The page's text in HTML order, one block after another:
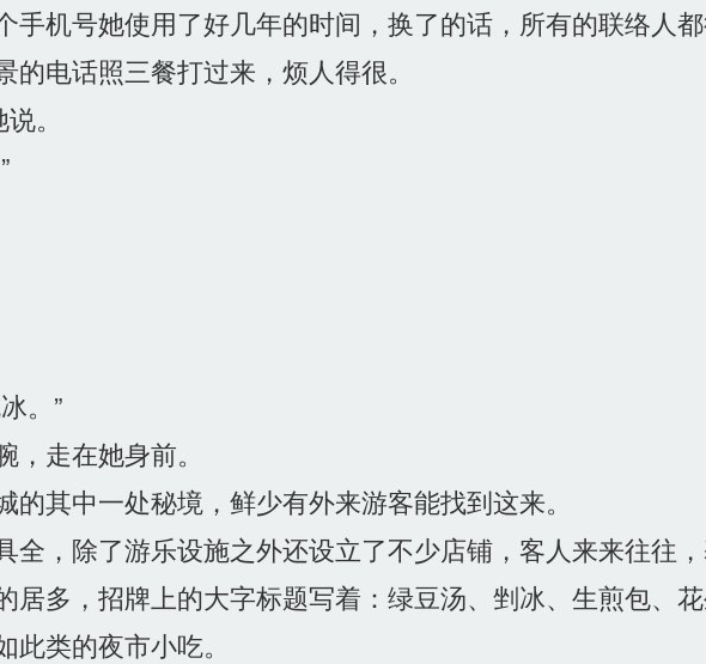
机号她使用了好几年的时间，换了的话，所有的联络人都
电话照三餐打过来，烦人得很。
。
。”
走在她身前。
其中一处秘境，鲜少有外来游客能找到这来。
，除了游乐设施之外还设立了不少店铺，客人来来往往，
居多，招牌上的大字标题写着：绿豆汤、剉冰、生煎包、
类的夜市小吃。